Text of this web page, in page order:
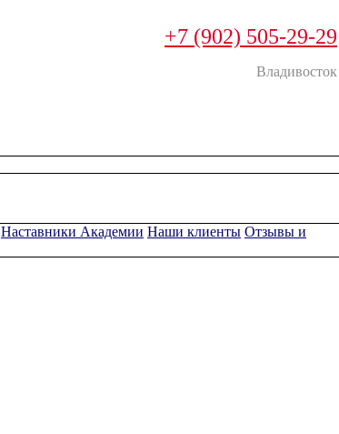
+7 (902) 505-29-29
Владивосток
Наставники Академии Наши клиенты Отзывы и